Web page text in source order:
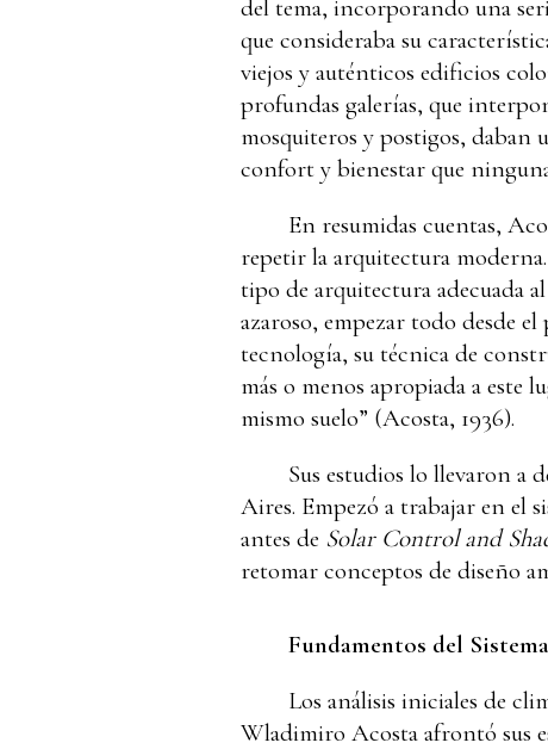
del tema, incorporando una
que consideraba su
viejos y auténticos edificios
profundas galerías, que
mosquiteros y postigos, daban
confort y bienestar que
En resumidas cuentas,
repetir la arquitectura
tipo de arquitectura adecuada
azaroso, empezar todo desde
tecnología, su técnica de
más o menos apropiada a este
mismo suelo” (Acosta, 1936).
Sus estudios lo llevaron a
Aires. Empezó a trabajar en el
antes de Solar Control and
retomar conceptos de diseño
Fundamentos del
Los análisis iniciales de
Wladimiro Acosta afrontó sus